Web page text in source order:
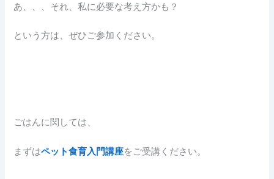
あ、、、それ、私に必要な考え方かも？
という方は、ぜひご参加ください。
ごはんに関しては、
まずはペット食育入門講座をご受講ください。